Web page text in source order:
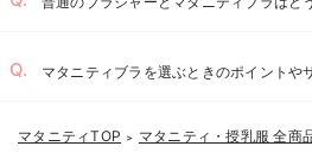
マタニティブラを選ぶときのポイントや
マタニティTOP ＞ マタニティ・授乳服 全商